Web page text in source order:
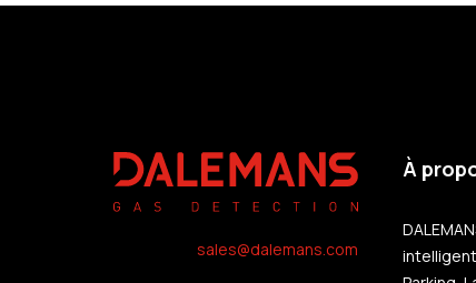
sales@dalemans.com
À